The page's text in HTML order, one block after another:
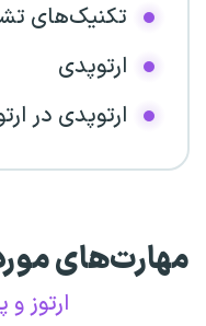
تکنیک‌های
ارتوپدی
ارتوپدی در
مهارت‌های مورد
ارتوز و